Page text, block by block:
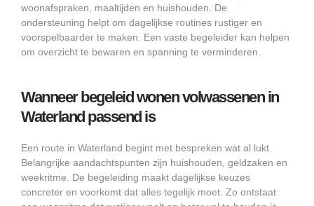
woonafspraken, maaltijden en huishouden. De
ondersteuning helpt om dagelijkse routines rustiger en
voorspelbaarder te maken. Een vaste begeleider kan helpen
om overzicht te bewaren en spanning te verminderen.
Wanneer begeleid wonen volwassenen in
Waterland passend is
Een route in Waterland begint met bespreken wat al lukt.
Belangrijke aandachtspunten zijn huishouden, geldzaken en
weekritme. De begeleiding maakt dagelijkse keuzes
concreter en voorkomt dat alles tegelijk moet. Zo ontstaat